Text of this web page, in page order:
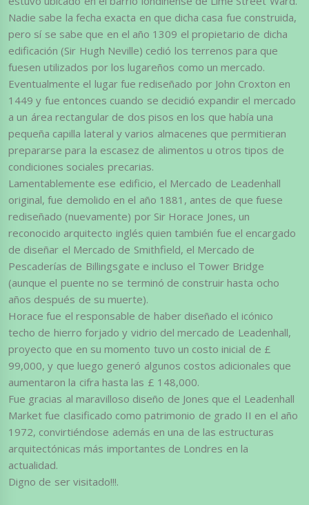
Nadie sabe la fecha exacta en que dicha casa fue construida,
pero sí se sabe que en el año 1309 el propietario de dicha
edificación (Sir Hugh Neville) cedió los terrenos para que
fuesen utilizados por los lugareños como un mercado.
Eventualmente el lugar fue rediseñado por John Croxton en
1449 y fue entonces cuando se decidió expandir el mercado
a un área rectangular de dos pisos en los que había una
pequeña capilla lateral y varios almacenes que permitieran
prepararse para la escasez de alimentos u otros tipos de
condiciones sociales precarias.
Lamentablemente ese edificio, el Mercado de Leadenhall
original, fue demolido en el año 1881, antes de que fuese
rediseñado (nuevamente) por Sir Horace Jones, un
reconocido arquitecto inglés quien también fue el encargado
de diseñar el Mercado de Smithfield, el Mercado de
Pescaderías de Billingsgate e incluso el Tower Bridge
(aunque el puente no se terminó de construir hasta ocho
años después de su muerte).
Horace fue el responsable de haber diseñado el icónico
techo de hierro forjado y vidrio del mercado de Leadenhall,
proyecto que en su momento tuvo un costo inicial de £
99,000, y que luego generó algunos costos adicionales que
aumentaron la cifra hasta las £ 148,000.
Fue gracias al maravilloso diseño de Jones que el Leadenhall
Market fue clasificado como patrimonio de grado II en el año
1972, convirtiéndose además en una de las estructuras
arquitectónicas más importantes de Londres en la
actualidad.
Digno de ser visitado!!!.